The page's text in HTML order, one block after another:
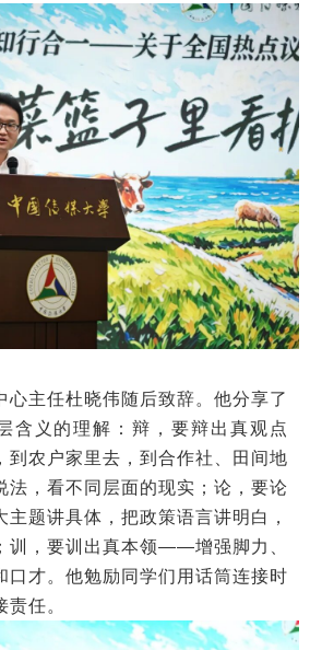
心主任杜晓伟随后致辞。他分享了
含义的理解：辩，要辩出真观点
农户家里去，到合作社、田间地
法，看不同层面的现实；论，要论
题讲具体，把政策语言讲明白，
训，要训出真本领——增强脚力、
口才。他勉励同学们用话筒连接时
责任。